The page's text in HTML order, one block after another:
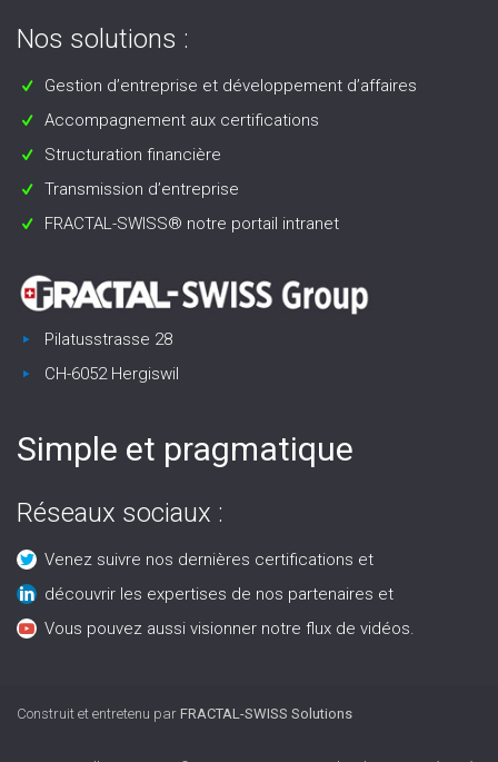
Nos solutions :
Gestion d’entreprise et développement d’affaires
Accompagnement aux certifications
Structuration financière
Transmission d’entreprise
FRACTAL-SWISS® notre portail intranet
Pilatusstrasse 28
CH-6052 Hergiswil
Simple et pragmatique
Réseaux sociaux :
Venez suivre nos dernières certifications et
découvrir les expertises de nos partenaires et
Vous pouvez aussi visionner notre flux de vidéos.
Construit et entretenu par FRACTAL-SWISS Solutions